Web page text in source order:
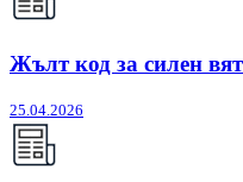
Жълт код за силен
25.04.2026